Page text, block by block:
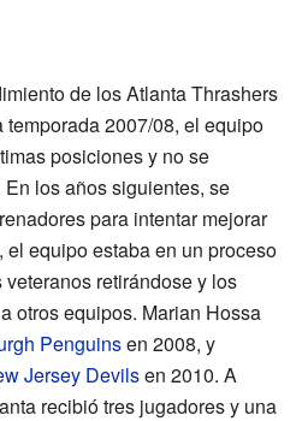
de los Atlanta Thrashers
2007/08, el equipo
posiciones y no se
En los años siguientes, se
para intentar mejorar
equipo estaba en un proceso
retirándose y los
otros equipos. Marian Hossa
Penguinsen 2008, y
Jersey Devilsen 2010. A
recibió tres jugadores y una